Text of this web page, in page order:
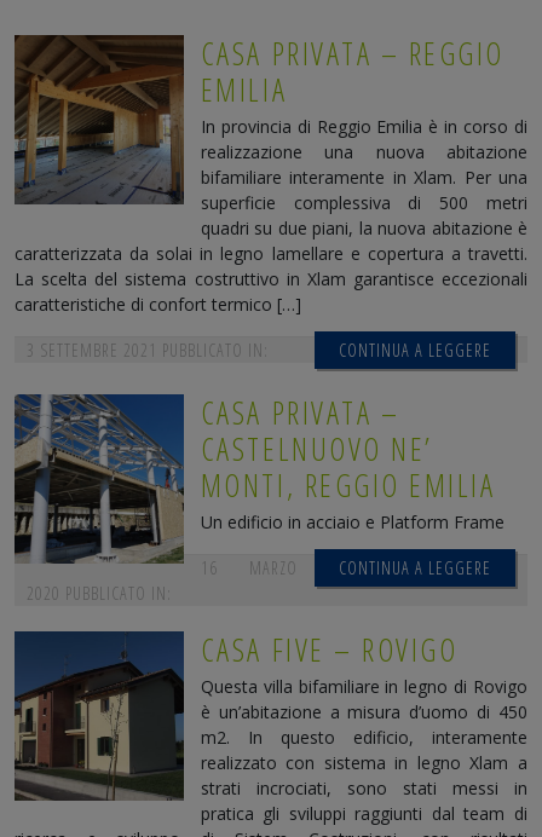
CASA PRIVATA – REGGIO
EMILIA
In provincia di Reggio Emilia è in corso di
realizzazione una nuova abitazione
bifamiliare interamente in Xlam. Per una
superficie complessiva di 500 metri
quadri su due piani, la nuova abitazione è
caratterizzata da solai in legno lamellare e copertura a travetti.
La scelta del sistema costruttivo in Xlam garantisce eccezionali
caratteristiche di confort termico […]
CONTINUA A LEGGERE
3 SETTEMBRE 2021 PUBBLICATO IN:
CASA PRIVATA –
CASTELNUOVO NE’
MONTI, REGGIO EMILIA
Un edificio in acciaio e Platform Frame
CONTINUA A LEGGERE
16 MARZO
2020 PUBBLICATO IN:
CASA FIVE – ROVIGO
Questa villa bifamiliare in legno di Rovigo
è un’abitazione a misura d’uomo di 450
m2. In questo edificio, interamente
realizzato con sistema in legno Xlam a
strati incrociati, sono stati messi in
pratica gli sviluppi raggiunti dal team di